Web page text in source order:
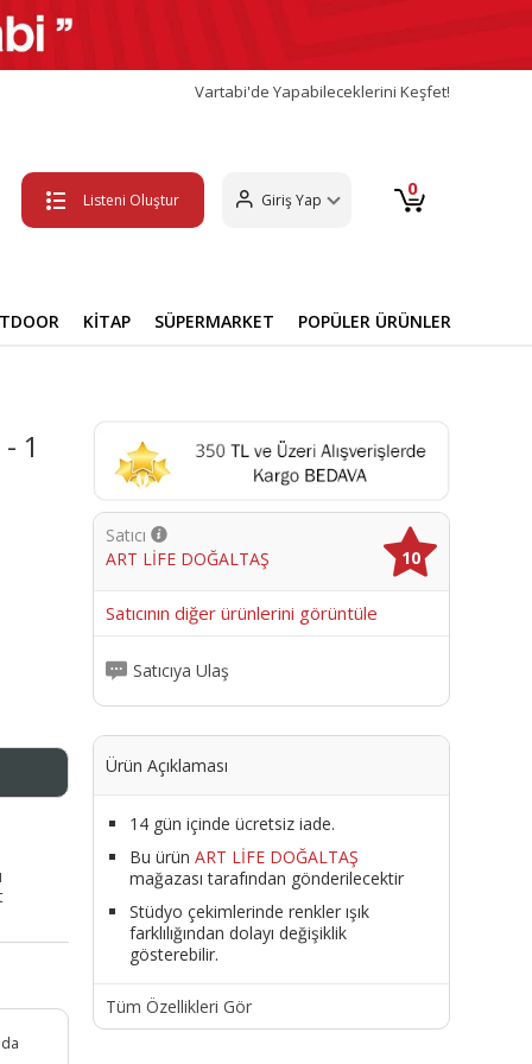
Vartabi'de Yapabileceklerini Keşfet!
Listeni Oluştur Giriş Yap 0
KİTAP SÜPERMARKET POPÜLER ÜRÜNLER
1
Satıcı
ART LİFE DOĞALTAŞ
10
Satıcının diğer ürünlerini görüntüle
Satıcıya Ulaş
Ürün Açıklaması
14 gün içinde ücretsiz iade.
Bu ürün ART LİFE DOĞALTAŞ
mağazası tarafından gönderilecektir
Stüdyo çekimlerinde renkler ışık
farklılığından dolayı değişiklik
gösterebilir.
Tüm Özellikleri Gör